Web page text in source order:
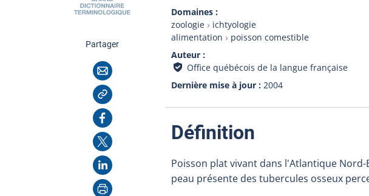
Domaines
zoologie
ichtyologie
alimentation
poisson comestible
Auteur
Office québécois de la langue française
Dernière mise à jour
2004
Partagercette page
Courriel
Copier l'adresse
Facebook
X
LinkedIn
Imprimer
Définition
Poisson plat vivant dans l'Atlantique
peau présente des tubercules osseux